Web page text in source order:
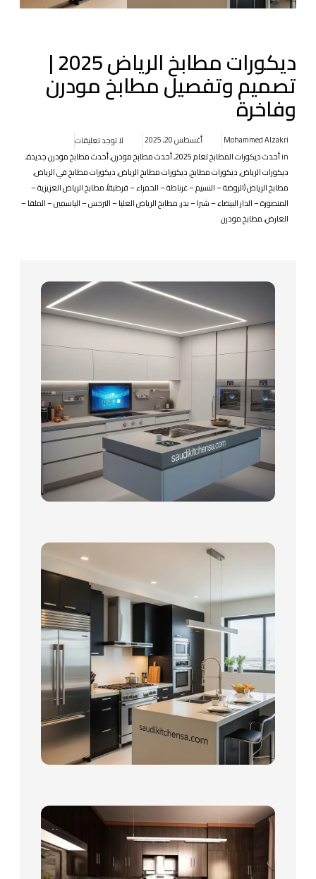
ديكورات مطابخ الرياض 2025 |
تصميم وتفصيل مطابخ مودرن
وفاخرة
Mohammed Alzakri أغسطس 20, 2025
لا توجد تعليقات
inأحدث ديكورات المطابخ لعام 2025 ,أحدث مطابخ مودرن,أحدث مطابخ مودرن جديدة,
ديكورات الرياض,ديكورات مطابخ,ديكورات مطابخ الرياض,ديكورات مطابخ في الرياض,
مطابخ الرياض (الروضة – النسيم – غرناطة – الحمراء – قرطبة),مطابخ الرياض العزيزية –
المنصورة – الدار البيضاء – شبرا – بدر,مطابخ الرياض العليا – النرجس – الياسمين – الملقا –
العارض,مطابخ مودرن